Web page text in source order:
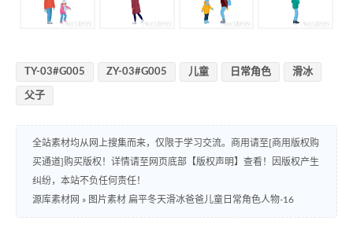
TY-03#G005 ZY-03#G005 儿童 日常角色 滑冰
父子
全站素材均从网上搜集而来，仅限于学习交流。商用请至[商用版权购
买通道]购买版权！详情请至网页底部【版权声明】查看！因版权产生
纠纷，本站不负任何责任！
源库素材网 » 图片素材 扁平冬天滑冰爸爸儿童日常角色人物-16